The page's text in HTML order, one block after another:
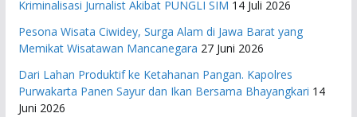
Kriminalisasi Jurnalist Akibat PUNGLI SIM 14 Juli 2026
Pesona Wisata Ciwidey, Surga Alam di Jawa Barat yang
Memikat Wisatawan Mancanegara 27 Juni 2026
Dari Lahan Produktif ke Ketahanan Pangan. Kapolres
Purwakarta Panen Sayur dan Ikan Bersama Bhayangkari 14
Juni 2026